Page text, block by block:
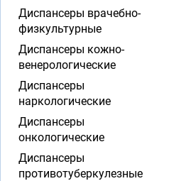
Диспансеры врачебно-
физкультурные
Диспансеры кожно-
венерологические
Диспансеры
наркологические
Диспансеры
онкологические
Диспансеры
противотуберкулезные